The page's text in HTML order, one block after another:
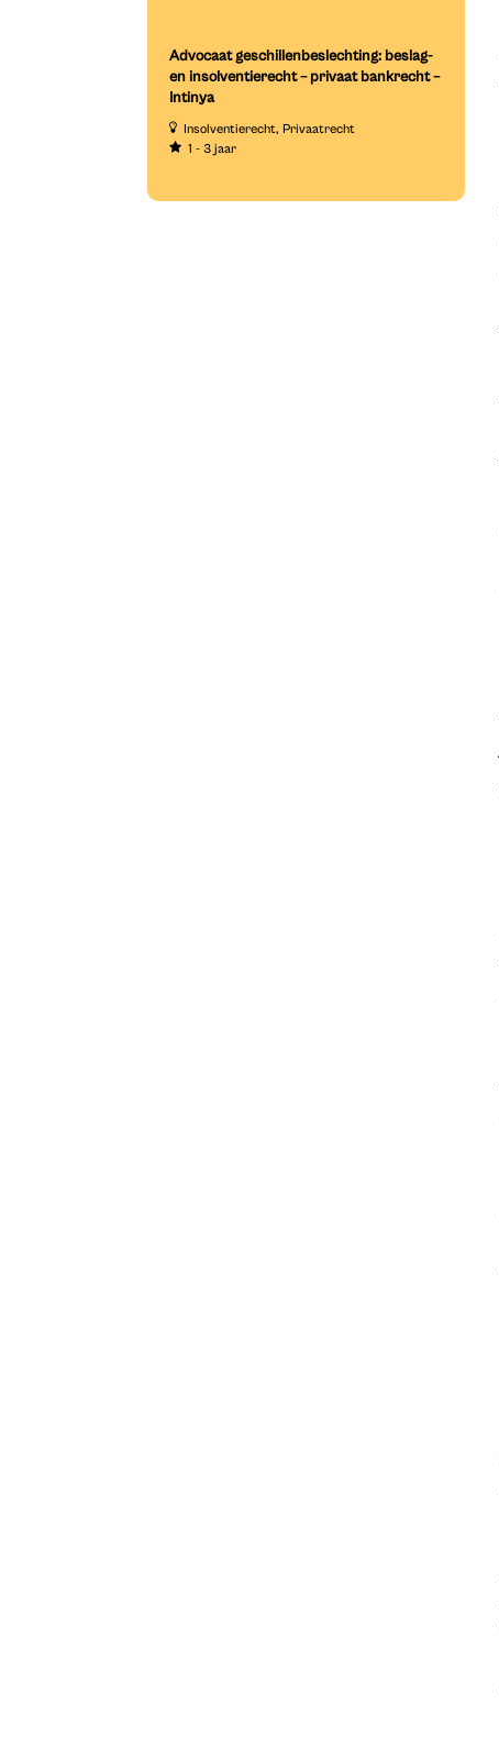
Advocaat geschillenbeslechting: beslag-
en insolventierecht – privaat bankrecht –
Intinya
Insolventierecht Privaatrecht
1 - 3 jaar